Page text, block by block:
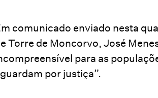
comunicado enviado nesta
Torre de Moncorvo, José
para as
por justiça”.